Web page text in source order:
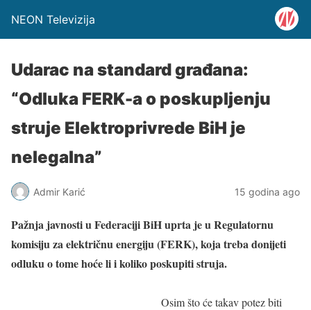
NEON Televizija
Udarac na standard građana:
“Odluka FERK-a o poskupljenju
struje Elektroprivrede BiH je
nelegalna”
Admir Karić 15 godina ago
Pažnja javnosti u Federaciji BiH uprta je u Regulatornu
komisiju za električnu energiju (FERK), koja treba donijeti
odluku o tome hoće li i koliko poskupiti struja.
Osim što će takav potez biti